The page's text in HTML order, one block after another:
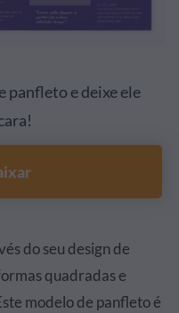
panfleto e deixe ele
do seu design de
quadradas e
modelo de panfleto é